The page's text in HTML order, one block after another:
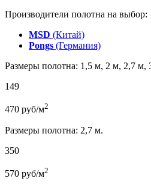
Производители полотна на выбор:
MSD (Китай)
Pongs (Германия)
Размеры полотна: 1,5 м, 2 м, 2,7 м,
149
470 руб/м2
Размеры полотна: 2,7 м.
350
570 руб/м2